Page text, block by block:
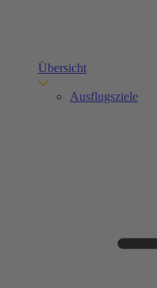
Übersicht
Ausflugsziele